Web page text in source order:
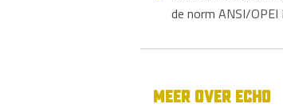
de norm ANSI/OPEI
MEER OVER ECHO